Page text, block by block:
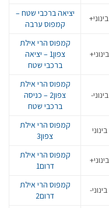
בינוני+
יציאה ברכבי שטח –
קמפוס ערבה
בינוני+
קמפוס הרי אילת
צפון1 – יציאה
ברכבי שטח
בינוני-
קמפוס הרי אילת
צפון2 – כניסה
ברכבי שטח
בינוני
קמפוס הרי אילת
צפון3
בינוני+
קמפוס הרי אילת
דרום1
בינוני-
קמפוס הרי אילת
דרום2